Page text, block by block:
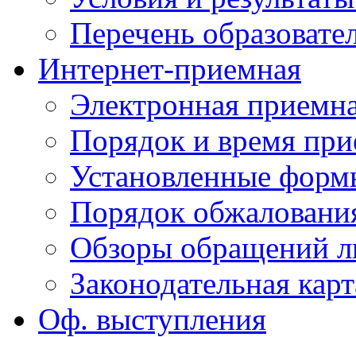
Перечень
Интернет-приемная
Электронная
Порядок и время
Установленные
Порядок
Обзоры обращений
Законодательная
Оф. выступления